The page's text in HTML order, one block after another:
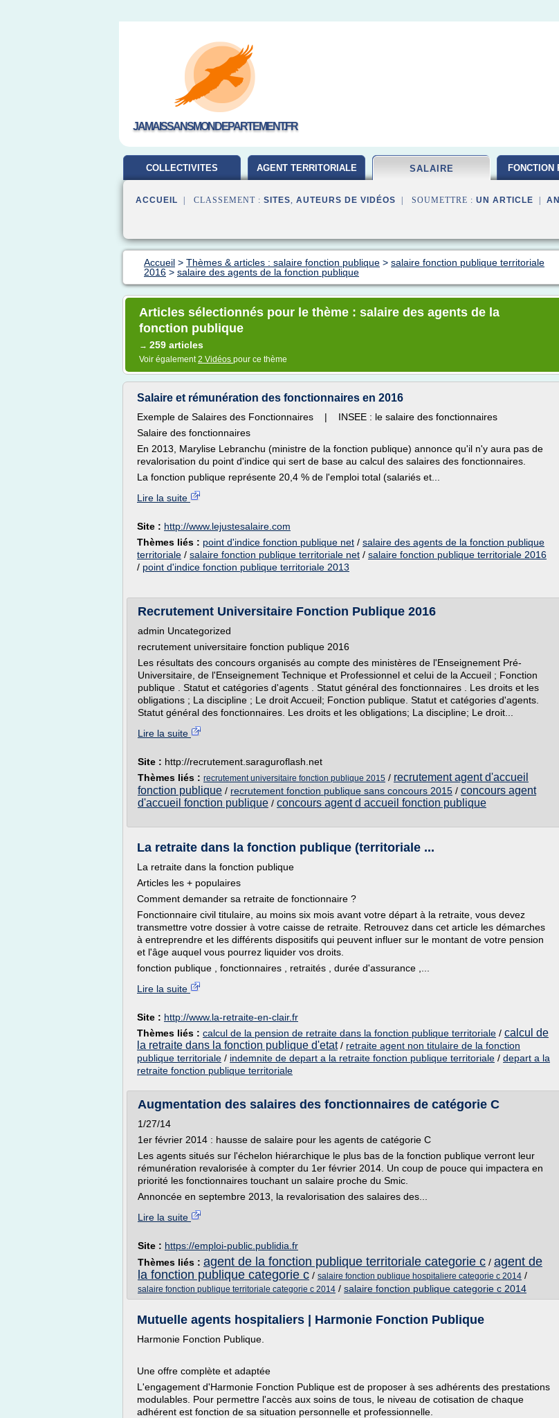
JAMAISSANSMONDEPARTEMENT.FR
COLLECTIVITES AGENT TERRITORIALE SALAIRE FONCTION
ACCUEIL | CLASSEMENT : SITES, AUTEURS DE VIDÉOS | SOUMETTRE : UN ARTICLE
Accueil > Thèmes & articles : salaire fonction publique > salaire fonction publique territoriale
2016 > salaire des agents de la fonction publique
Articles sélectionnés pour le thème : salaire des agents de la
fonction publique
→ 259 articles
Voir également2 Vidéos pour ce thème
Salaire et rémunération des fonctionnaires en 2016
Exemple de Salaires des Fonctionnaires | INSEE : le salaire des fonctionnaires
Salaire des fonctionnaires
En 2013, Marylise Lebranchu (ministre de la fonction publique) annonce qu'il n'y aura pas de
revalorisation du point d'indice qui sert de base au calcul des salaires des fonctionnaires.
La fonction publique représente 20,4 % de l'emploi total (salariés et...
Lire la suite
Site : http://www.lejustesalaire.com
Thèmes liés : point d'indice fonction publique net / salaire des agents de la fonction publique
territoriale / salaire fonction publique territoriale net / salaire fonction publique territoriale 2016
/ point d'indice fonction publique territoriale 2013
Recrutement Universitaire Fonction Publique 2016
admin Uncategorized
recrutement universitaire fonction publique 2016
Les résultats des concours organisés au compte des ministères de l'Enseignement Pré-
Universitaire, de l'Enseignement Technique et Professionnel et celui de la Accueil ; Fonction
publique . Statut et catégories d'agents . Statut général des fonctionnaires . Les droits et les
obligations ; La discipline ; Le droit Accueil; Fonction publique. Statut et catégories d'agents.
Statut général des fonctionnaires. Les droits et les obligations; La discipline; Le droit...
Lire la suite
Site : http://recrutement.saraguroflash.net
Thèmes liés : recrutement universitaire fonction publique 2015 / recrutement agent d'accueil
fonction publique / recrutement fonction publique sans concours 2015 / concours agent
d'accueil fonction publique / concours agent d accueil fonction publique
La retraite dans la fonction publique (territoriale ...
La retraite dans la fonction publique
Articles les + populaires
Comment demander sa retraite de fonctionnaire ?
Fonctionnaire civil titulaire, au moins six mois avant votre départ à la retraite, vous devez
transmettre votre dossier à votre caisse de retraite. Retrouvez dans cet article les démarches
à entreprendre et les différents dispositifs qui peuvent influer sur le montant de votre pension
et l'âge auquel vous pourrez liquider vos droits.
fonction publique , fonctionnaires , retraités , durée d'assurance ,...
Lire la suite
Site : http://www.la-retraite-en-clair.fr
Thèmes liés : calcul de la pension de retraite dans la fonction publique territoriale / calcul de
la retraite dans la fonction publique d'etat/ retraite agent non titulaire de la fonction
publique territoriale / indemnite de depart a la retraite fonction publique territoriale / depart a la
retraite fonction publique territoriale
Augmentation des salaires des fonctionnaires de catégorie C
1/27/14
1er février 2014 : hausse de salaire pour les agents de catégorie C
Les agents situés sur l'échelon hiérarchique le plus bas de la fonction publique verront leur
rémunération revalorisée à compter du 1er février 2014. Un coup de pouce qui impactera en
priorité les fonctionnaires touchant un salaire proche du Smic.
Annoncée en septembre 2013, la revalorisation des salaires des...
Lire la suite
Site : https://emploi-public.publidia.fr
Thèmes liés : agent de la fonction publique territoriale categorie c / agent de
la fonction publique categorie c / salaire fonction publique hospitaliere categorie c 2014 /
salaire fonction publique territoriale categorie c 2014 / salaire fonction publique categorie c 2014
Mutuelle agents hospitaliers | Harmonie Fonction Publique
Harmonie Fonction Publique.
Une offre complète et adaptée
L'engagement d'Harmonie Fonction Publique est de proposer à ses adhérents des prestations
modulables. Pour permettre l'accès aux soins de tous, le niveau de cotisation de chaque
adhérent est fonction de sa situation personnelle et professionnelle.